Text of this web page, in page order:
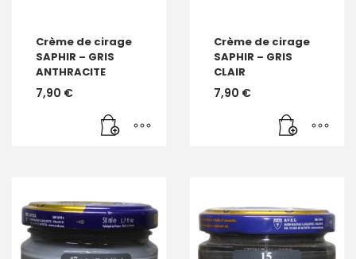
Crème de cirage
SAPHIR – GRIS
ANTHRACITE
7,90 €
Crème de cirage
SAPHIR – GRIS
CLAIR
7,90 €